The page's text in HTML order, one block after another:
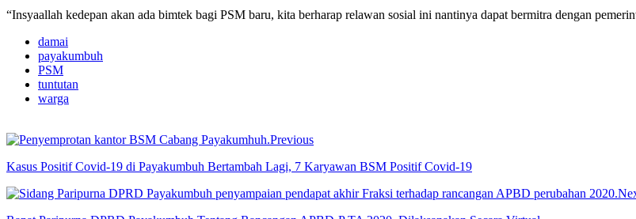
“Insyaallah kedepan akan ada bimtek bagi PSM baru, kita berharap relawan sosial ini nantinya dapat bermitra dengan
damai
payakumbuh
PSM
tuntutan
warga
Previous
Kasus Positif Covid-19 di Payakumbuh Bertambah Lagi, 7 Karyawan BSM Positif Covid-19